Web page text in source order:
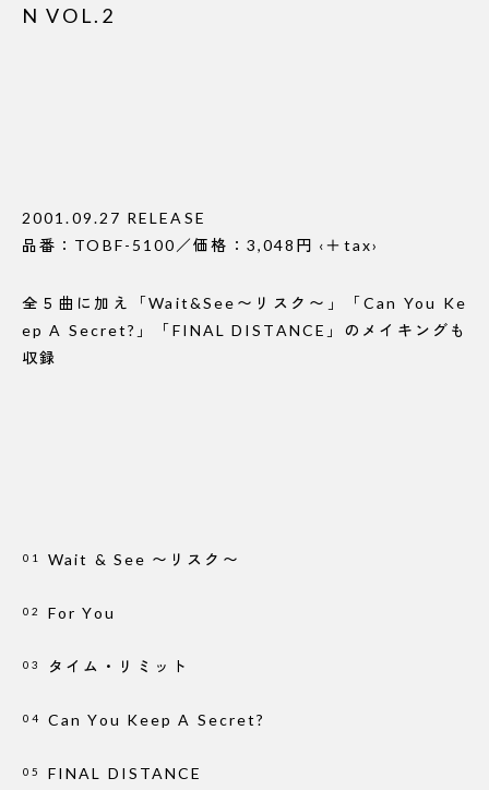
N VOL.2
2001.09.27 RELEASE
品番：TOBF-5100／価格：3,048円 ‹＋tax›
全５曲に加え「Wait&See〜リスク〜」「Can You Ke
ep A Secret?」「FINAL DISTANCE」のメイキングも
収録
01 Wait & See 〜リスク〜
02 For You
03 タイム・リミット
04 Can You Keep A Secret?
05 FINAL DISTANCE